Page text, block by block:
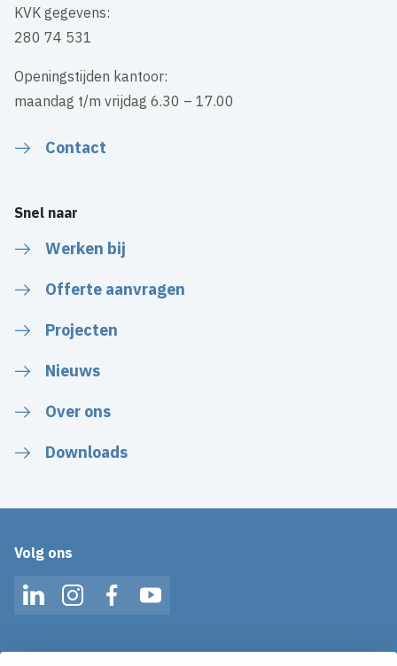
KVK gegevens:
280 74 531
Openingstijden kantoor:
maandag t/m vrijdag 6.30 – 17.00
Contact
Snel naar
Werken bij
Offerte aanvragen
Projecten
Nieuws
Over ons
Downloads
Volg ons
LinkedInInstagramFacebookYouTube